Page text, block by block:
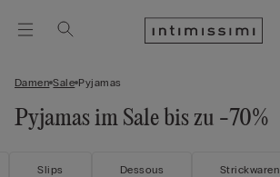
Damen Sale Pyjamas
Pyjamas im Sale bis zu -70%
Slips Dessous Strickwaren